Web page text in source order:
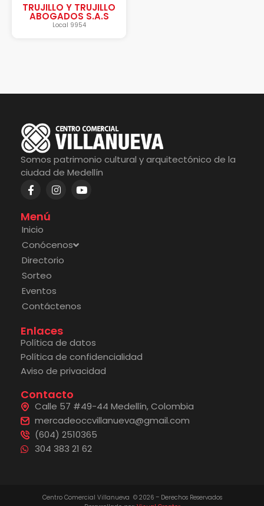
TRUJILLO Y TRUJILLO
ABOGADOS S.A.S
Local 9954
Somos patrimonio cultural y arquitectónico de la
ciudad de Medellín
Menú
Inicio
Conócenos
Directorio
Sorteo
Eventos
Contáctenos
Enlaces
Política de datos
Política de confidencialidad
Aviso de privacidad
Contacto
Calle 57 #49-44 Medellín, Colombia
mercadeoccvillanueva@gmail.com
(604) 2510365
304 383 21 62
Centro Comercial Villanueva © 2026 – Derechos Reservados